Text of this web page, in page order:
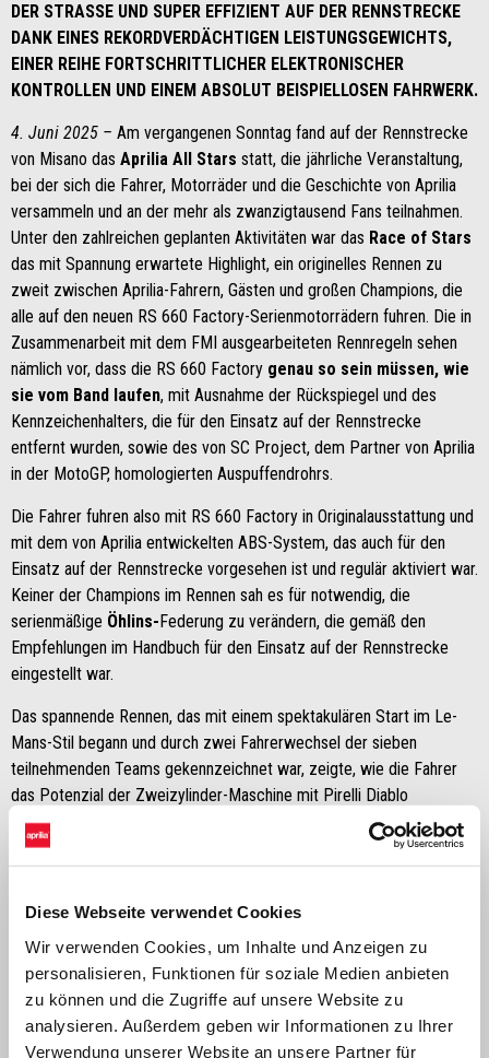
Diese Webseite verwendet Cookies
Wir verwenden Cookies, um Inhalte und Anzeigen zu
personalisieren, Funktionen für soziale Medien anbieten
zu können und die Zugriffe auf unsere Website zu
analysieren. Außerdem geben wir Informationen zu Ihrer
Verwendung unserer Website an unsere Partner für
DER STRASSE UND SUPER EFFIZIENT AUF DER RENNSTRECKE
DANK EINES REKORDVERDÄCHTIGEN LEISTUNGSGEWICHTS,
EINER REIHE FORTSCHRITTLICHER ELEKTRONISCHER
KONTROLLEN UND EINEM ABSOLUT BEISPIELLOSEN FAHRWERK.
4. Juni 2025 – Am vergangenen Sonntag fand auf der Rennstrecke
von Misano das Aprilia All Stars statt, die jährliche Veranstaltung,
bei der sich die Fahrer, Motorräder und die Geschichte von Aprilia
versammeln und an der mehr als zwanzigtausend Fans teilnahmen.
Unter den zahlreichen geplanten Aktivitäten war das Race of Stars
das mit Spannung erwartete Highlight, ein originelles Rennen zu
zweit zwischen Aprilia-Fahrern, Gästen und großen Champions, die
alle auf den neuen RS 660 Factory-Serienmotorrädern fuhren. Die in
Zusammenarbeit mit dem FMI ausgearbeiteten Rennregeln sehen
nämlich vor, dass die RS 660 Factory genau so sein müssen, wie
sie vom Band laufen, mit Ausnahme der Rückspiegel und des
Kennzeichenhalters, die für den Einsatz auf der Rennstrecke
entfernt wurden, sowie des von SC Project, dem Partner von Aprilia
in der MotoGP, homologierten Auspuffendrohrs.
Die Fahrer fuhren also mit RS 660 Factory in Originalausstattung und
mit dem von Aprilia entwickelten ABS-System, das auch für den
Einsatz auf der Rennstrecke vorgesehen ist und regulär aktiviert war.
Keiner der Champions im Rennen sah es für notwendig, die
serienmäßige Öhlins-Federung zu verändern, die gemäß den
Empfehlungen im Handbuch für den Einsatz auf der Rennstrecke
eingestellt war.
Das spannende Rennen, das mit einem spektakulären Start im Le-
Mans-Stil begann und durch zwei Fahrerwechsel der sieben
teilnehmenden Teams gekennzeichnet war, zeigte, wie die Fahrer
das Potenzial der Zweizylinder-Maschine mit Pirelli Diablo
Supercorsa SC1-Reifen ausschöpften.